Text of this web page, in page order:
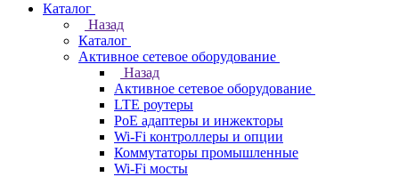
Каталог
Назад
Каталог
Активное сетевое оборудование
Назад
Активное сетевое оборудование
LTE роутеры
PoE адаптеры и инжекторы
Wi-Fi контроллеры и опции
Коммутаторы промышленные
Wi-Fi мосты